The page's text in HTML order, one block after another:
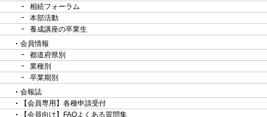
相続フォーラム
本部活動
養成講座の卒業生
会員情報
都道府県別
業種別
卒業期別
会報誌
【会員専用】各種申請受付
【会員向け】FAQよくある質問集